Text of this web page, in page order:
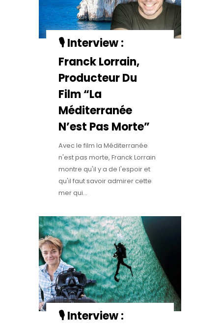
🎙️ Interview :
Franck Lorrain,
Producteur Du
Film “La
Méditerranée
N’est Pas Morte”
Avec le film la Méditerranée
n'est pas morte, Franck Lorrain
montre qu'il y a de l'espoir et
qu'il faut savoir admirer cette
mer qui...
🎙️ Interview :